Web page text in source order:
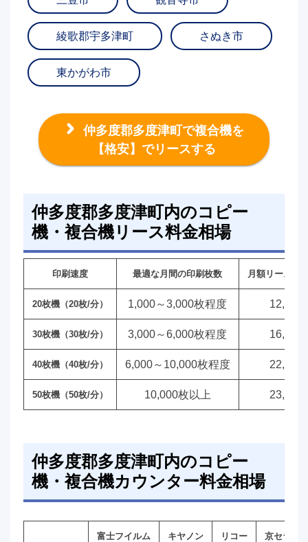
綾歌郡宇多津町 さぬき市
東かがわ市
仲多度郡多度津町で複合機を
【格安】でリースする
仲多度郡多度津町内のコピー
機・複合機リース料金相場
印刷速度 最適な月間の印刷枚数 月額リース料
20枚機（20枚/分） 1,000～3,000枚程度 12,000
30枚機（30枚/分） 3,000～6,000枚程度 16,000
40枚機（40枚/分） 6,000～10,000枚程度 22,000
50枚機（50枚/分） 10,000枚以上 23,000
仲多度郡多度津町内のコピー
機・複合機カウンター料金相場
富士フイルム キヤノン リコー 京セラ